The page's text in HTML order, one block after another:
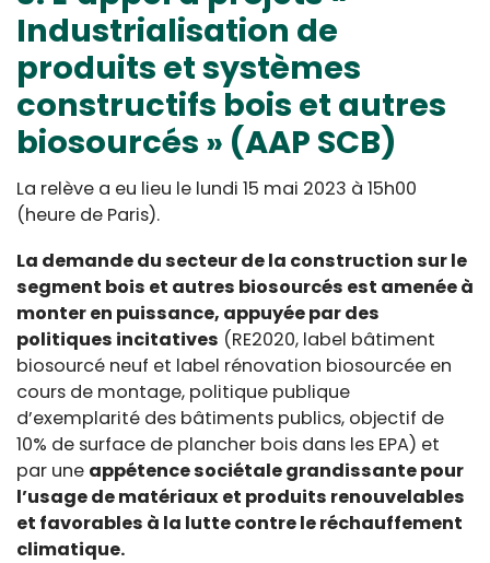
Industrialisation de
produits et systèmes
constructifs bois et autres
biosourcés » (AAP SCB)
La relève a eu lieu le lundi 15 mai 2023 à 15h00
(heure de Paris).
La demande du secteur de la construction sur le
segment bois et autres biosourcés est amenée à
monter en puissance, appuyée par des
politiques incitatives (RE2020, label bâtiment
biosourcé neuf et label rénovation biosourcée en
cours de montage, politique publique
d’exemplarité des bâtiments publics, objectif de
10% de surface de plancher bois dans les EPA) et
par une appétence sociétale grandissante pour
l’usage de matériaux et produits renouvelables
et favorables à la lutte contre le réchauffement
climatique.